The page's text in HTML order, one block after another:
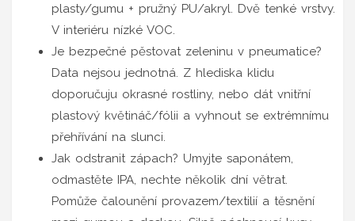
plasty/gumu + pružný PU/akryl. Dvě tenké vrstvy.
V interiéru nízké VOC.
Je bezpečné pěstovat zeleninu v pneumatice?
Data nejsou jednotná. Z hlediska klidu
doporučuju okrasné rostliny, nebo dát vnitřní
plastový květináč/fólii a vyhnout se extrémnímu
přehřívání na slunci.
Jak odstranit zápach? Umyjte saponátem,
odmastěte IPA, nechte několik dní větrat.
Pomůže čalounění provazem/textilií a těsnění